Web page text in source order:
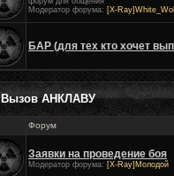
Модератор форума: [X-
БАР (для тех кто хочет
Вызов АНКЛАВУ
Форум
Заявки на проведение боя
Модератор форума: [X-Ray]Молодой